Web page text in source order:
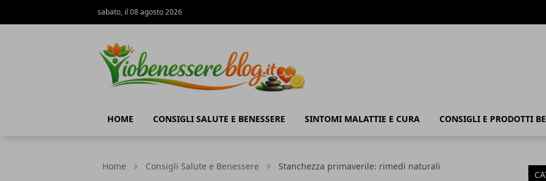
sabato, il 08 agosto 2026
HOME CONSIGLI SALUTE E BENESSERE SINTOMI MALATTIE E CURA CONSIGLI E PRODOTTI
Home Consigli Salute e Benessere Stanchezza primaverile: rimedi naturali